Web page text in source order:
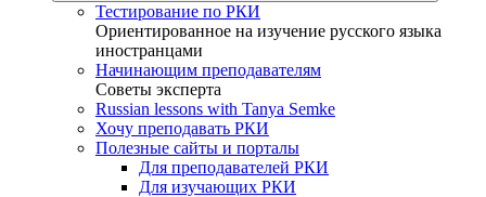
Тестирование по РКИ
Ориентированное на изучение русского языка
иностранцами
Начинающим преподавателям
Советы эксперта
Russian lessons with Tanya Semke
Хочу преподавать РКИ
Полезные сайты и порталы
Для преподавателей РКИ
Для изучающих РКИ